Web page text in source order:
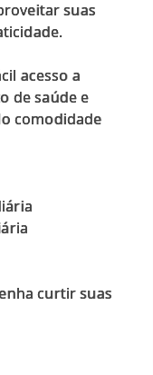
suas
acesso a
de saúde e
comodidade
curtir suas